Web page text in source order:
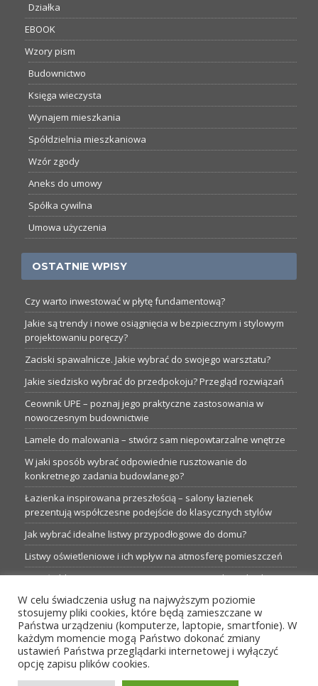
Działka
EBOOK
Wzory pism
Budownictwo
Księga wieczysta
Wynajem mieszkania
Spółdzielnia mieszkaniowa
Wzór zgody
Aneks do umowy
Spółka cywilna
Umowa użyczenia
OSTATNIE WPISY
Czy warto inwestować w płytę fundamentową?
Jakie są trendy i nowe osiągnięcia w bezpiecznym i stylowym
projektowaniu poręczy?
Zaciski spawalnicze. Jakie wybrać do swojego warsztatu?
Jakie siedzisko wybrać do przedpokoju? Przegląd rozwiązań
Ceownik UPE – poznaj jego praktyczne zastosowania w
nowoczesnym budownictwie
Lamele do malowania – stwórz sam niepowtarzalne wnętrze
W jaki sposób wybrać odpowiednie rusztowanie do
konkretnego zadania budowlanego?
Łazienka inspirowana przeszłością – salony łazienek
prezentują współczesne podejście do klasycznych stylów
Jak wybrać idealne listwy przypodłogowe do domu?
Listwy oświetleniowe i ich wpływ na atmosferę pomieszczeń
Garaże blaszane: Nieocenione magazyny podczas budowy
Profesjonalne hurtownie dla każdego budowlańca i instalatora
Proste metamorfozy aranżacji w łazience: 5 praktycznych
pomysłów
W celu świadczenia usług na najwyższym poziomie
stosujemy pliki cookies, które będą zamieszczane w
Państwa urządzeniu (komputerze, laptopie, smartfonie). W
każdym momencie mogą Państwo dokonać zmiany
ustawień Państwa przeglądarki internetowej i wyłączyć
opcję zapisu plików cookies.